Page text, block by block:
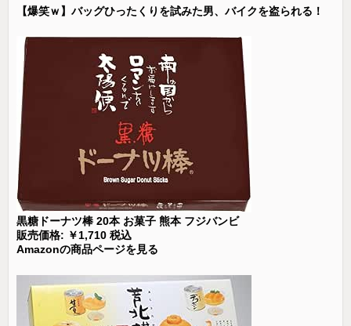
【爆笑ｗ】バッグひったくりを試みた男、バイクを盗られる！
黒糖ドーナツ棒 20本 お菓子 熊本 フジバンビ
販売価格: ￥1,710 税込
Amazonの商品ページを見る